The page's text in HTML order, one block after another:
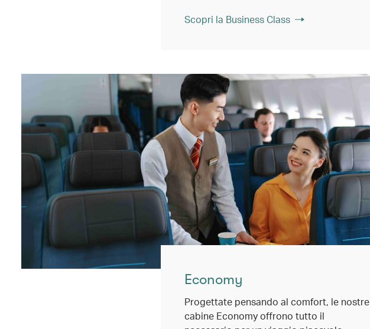
Scopri la Business Class
Economy
Progettate pensando al comfort, le nostre
cabine Economy offrono tutto il